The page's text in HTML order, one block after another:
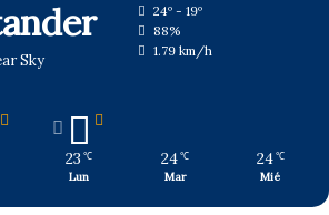
Sky
24º - 19º
88%
1.79 km/h
23 ℃
Lun
24 ℃
Mar
24 ℃
Mié